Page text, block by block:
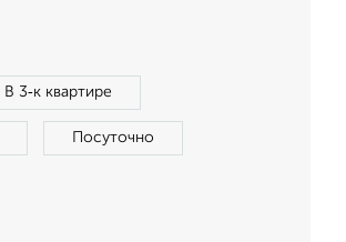
В 3‑к квартире
Посуточно